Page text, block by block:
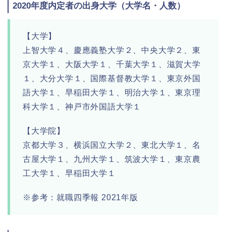
2020年度内定者の出身大学（大学名・人数）
【大学】
上智大学４、慶應義塾大学２、中央大学２、東
京大学１、大阪大学１、千葉大学１、滋賀大学
１、大分大学１、国際基督教大学１、東京外国
語大学１、早稲田大学１、明治大学１、東京理
科大学１、神戸市外国語大学１
【大学院】
京都大学３、横浜国立大学２、東北大学１、名
古屋大学１、九州大学１、筑波大学１、東京農
工大学１、早稲田大学１
※参考：就職四季報 2021年版